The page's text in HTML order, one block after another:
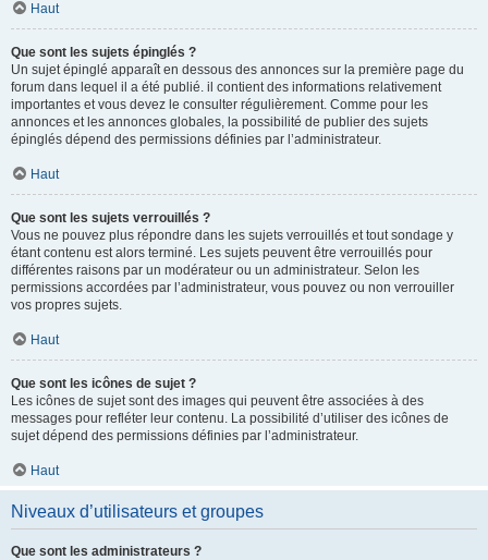
Haut
Que sont les sujets épinglés ?
Un sujet épinglé apparaît en dessous des annonces sur la première page du
forum dans lequel il a été publié. il contient des informations relativement
importantes et vous devez le consulter régulièrement. Comme pour les
annonces et les annonces globales, la possibilité de publier des sujets
épinglés dépend des permissions définies par l’administrateur.
Haut
Que sont les sujets verrouillés ?
Vous ne pouvez plus répondre dans les sujets verrouillés et tout sondage y
étant contenu est alors terminé. Les sujets peuvent être verrouillés pour
différentes raisons par un modérateur ou un administrateur. Selon les
permissions accordées par l’administrateur, vous pouvez ou non verrouiller
vos propres sujets.
Haut
Que sont les icônes de sujet ?
Les icônes de sujet sont des images qui peuvent être associées à des
messages pour refléter leur contenu. La possibilité d’utiliser des icônes de
sujet dépend des permissions définies par l’administrateur.
Haut
Niveaux d’utilisateurs et groupes
Que sont les administrateurs ?